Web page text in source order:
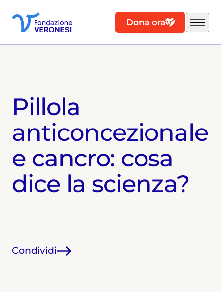
Dona ora
Pillola
anticoncezionale
e cancro: cosa
dice la scienza?
Condividi